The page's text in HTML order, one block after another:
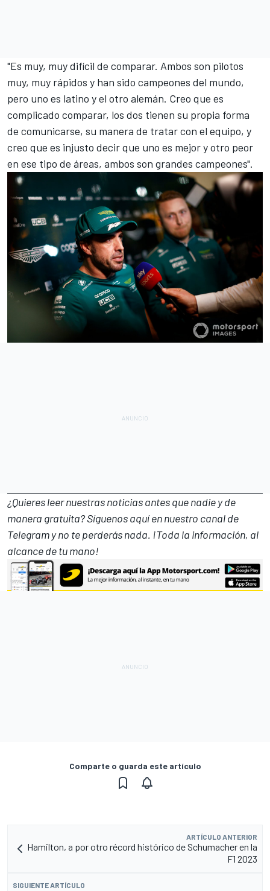
"Es muy, muy difícil de comparar. Ambos son pilotos
muy, muy rápidos y han sido campeones del mundo,
pero uno es latino y el otro alemán. Creo que es
complicado comparar, los dos tienen su propia forma
de comunicarse, su manera de tratar con el equipo, y
creo que es injusto decir que uno es mejor y otro peor
en ese tipo de áreas, ambos son grandes campeones".
¿Quieres leer nuestras noticias antes que nadie y de
manera gratuita? Síguenosaquí en nuestro canal de
Telegramy no te perderás nada. ¡Toda la información, al
alcance de tu mano!
Comparte o guarda este artículo
ARTÍCULO ANTERIOR
Hamilton, a por otro récord histórico de Schumacher en la
F1 2023
SIGUIENTE ARTÍCULO